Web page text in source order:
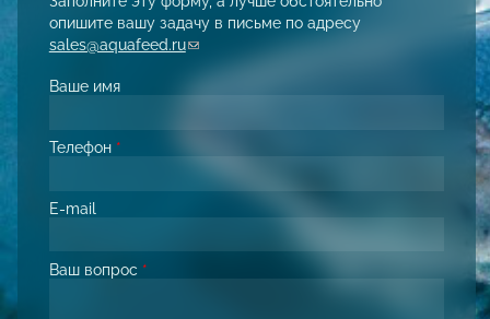
опишите вашу задачу в письме по адресу
sales@aquafeed.ru(link sends e-mail)
Ваше имя
Телефон *
E-mail
Ваш вопрос *